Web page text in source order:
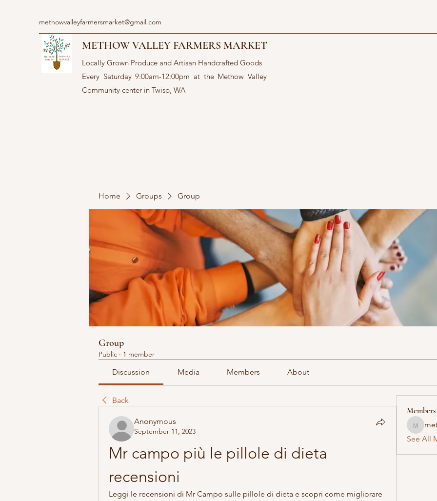
methowvalleyfarmersmarket@gmail.com
METHOW VALLEY FARMERS MARKET
Locally Grown Produce and Artisan Handcrafted Goods
Every Saturday 9:00am-12:00pm at the Methow Valley
Community center in Twisp, WA
Home Groups Group
Group
Public · 1 member
Discussion Media Members About
Back
Anonymous
September 11, 2023
Mr campo più le pillole di dieta
recensioni
Leggi le recensioni di Mr Campo sulle pillole di dieta e scopri come migliorare
Members
See All